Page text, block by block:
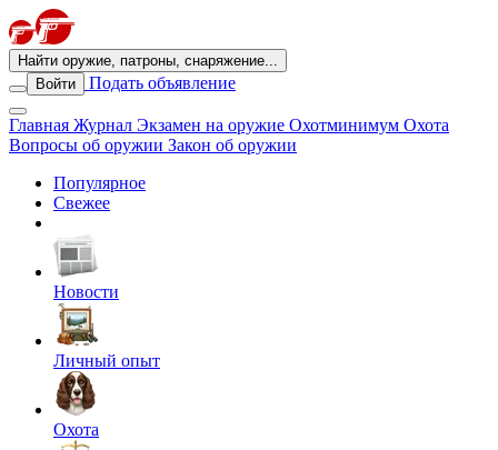
Найти оружие, патроны, снаряжение...
Войти
Подать объявление
Главная Журнал Экзамен на оружие Охотминимум Охота
Вопросы об оружии Закон об оружии
Популярное
Свежее
Новости
Личный опыт
Охота